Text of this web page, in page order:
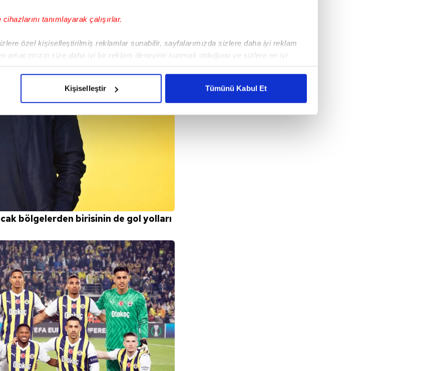
tanımlayarak çalışırlar.
özel kişiselleştirilmiş reklamlar sunabilir, sayfalarımızda sizlere daha iyi reklam
amacımızın size daha iyi bir reklam deneyimi sunmak olduğunu ve sizlere en iyi
çabayı gösterdiğimizi ve bu noktada, reklamların maliyetlerimizi karşılamak
izin vermedikleri takdirde, kullanıcılara hedefli reklamlar gösterilmeyecektir."
için İnternet Sitemizde kendimize ve üçüncü kişilere ait çerezler kullanılmaktadır. Bu
işlenmekte olup gerekli olan çerezler bilgi toplumu hizmetlerinin sunulması
sitemizin daha işlevsel kılınması ve kişiselleştirilmesi ve sizlere yönelik
amaçlarıyla sınırlı olarak açık rızanız dahilinde kullanılacaktır.
yer alan panel vasıtasıyla belirleyebilirsiniz. Çerezlere ilişkin detaylı bilgi için Ayarlar
Metnimizi ziyaret edebilirsiniz.
Kanunu uyarınca hazırlanmış Aydınlatma Metnimizi okumak ve sitemizde ilgili
ilgili bilgi almak için lütfen
Kişiselleştir Tümünü Kabul Et
bölgelerden birisinin de gol yolları